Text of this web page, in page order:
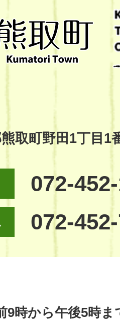
取町野田1丁目1
072-
072-
9時から午後5時ま